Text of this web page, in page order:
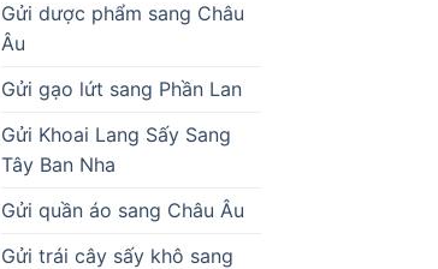
Gửi dược phẩm sang Châu
Âu
Gửi gạo lứt sang Phần Lan
Gửi Khoai Lang Sấy Sang
Tây Ban Nha
Gửi quần áo sang Châu Âu
Gửi trái cây sấy khô sang